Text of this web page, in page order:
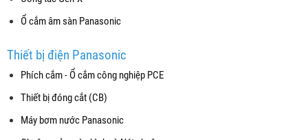
Ổ cắm âm sàn Panasonic
Thiết bị điện Panasonic
Phích cắm - Ổ cắm công nghiệp PCE
Thiết bị đóng cắt (CB)
Máy bơm nước Panasonic